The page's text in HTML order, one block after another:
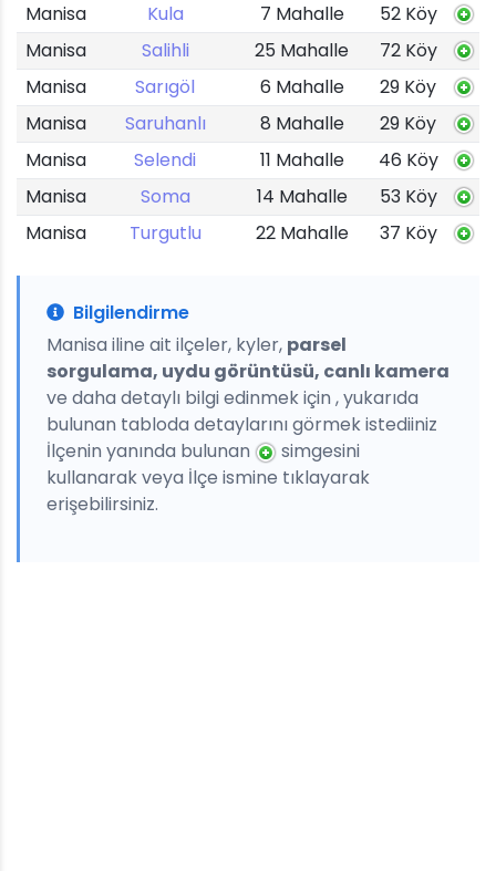
Manisa
Kula 7 Mahalle
52 Köy
Manisa
Salihli 25 Mahalle
72 Köy
Manisa
Sarıgöl 6 Mahalle
29 Köy
Manisa
Saruhanlı 8 Mahalle
29 Köy
Manisa
Selendi 11 Mahalle
46 Köy
Manisa
Soma 14 Mahalle
53 Köy
Manisa
Turgutlu 22 Mahalle 37 Köy
Bilgilendirme
Manisa iline ait ilçeler, kyler, parsel
sorgulama, uydu görüntüsü, canlı kamera
ve daha detaylı bilgi edinmek için , yukarıda
bulunan tabloda detaylarını görmek istediiniz
İlçenin yanında bulunan
simgesini
kullanarak veya İlçe ismine tıklayarak
erişebilirsiniz.